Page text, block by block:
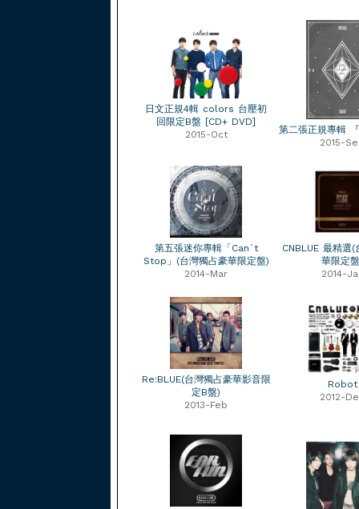
日文正規4輯 colors 台壓初
回限定B盤 [CD+ DVD]
2015-Oct
第二張正規專輯
2015-
第五張迷你專輯「Can`t
Stop」(台灣獨占豪華限定盤)
2014-Mar
CNBLUE 最精選(
華限定
2014-
Re:BLUE(台灣獨占豪華影音限
定B盤)
2013-Feb
Robot
2012-